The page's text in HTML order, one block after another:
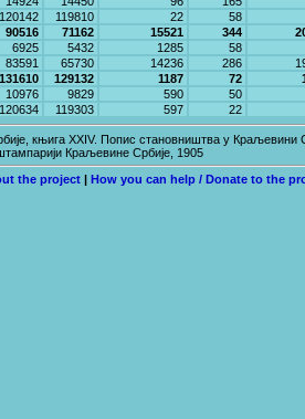
120142 119810 22
58
90516 71162 15521 344
6925 5432 1285
58
83591 65730 14236 286
131610 129132 1187 72
10976 9829 590
50
120634 119303 597 22
књига XXIV. Попис становништва у
Краљевине Србије, 1905
the project How you can help / Donate to the